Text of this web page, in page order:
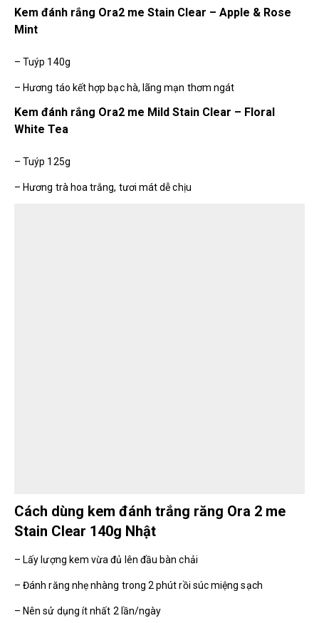
Kem đánh rắng Ora2 me Stain Clear – Apple & Rose
Mint
– Tuýp 140g
– Hương táo kết hợp bạc hà, lãng mạn thơm ngát
Kem đánh rắng Ora2 me Mild Stain Clear – Floral
White Tea
– Tuýp 125g
– Hương trà hoa trắng, tươi mát dễ chịu
Cách dùng kem đánh trắng răng Ora 2 me
Stain Clear 140g Nhật
– Lấy lượng kem vừa đủ lên đầu bàn chải
– Đánh răng nhẹ nhàng trong 2 phút rồi súc miệng sạch
– Nên sử dụng ít nhất 2 lần/ngày